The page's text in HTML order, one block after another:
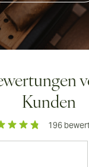
Kunden
196